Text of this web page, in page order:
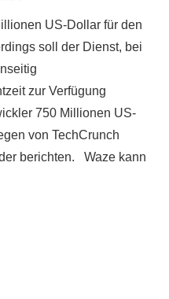
US-Dollar für den
soll der Dienst, bei
zur Verfügung
750 Millionen US-
von TechCrunch
berichten. Waze kann